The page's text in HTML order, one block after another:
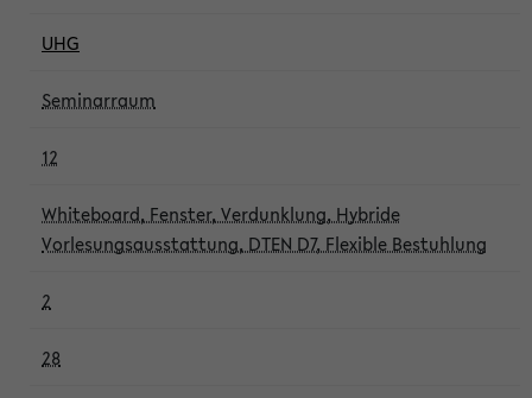
UHG
Seminarraum
12
Whiteboard, Fenster, Verdunklung, Hybride
Vorlesungsausstattung, DTEN D7, Flexible Bestuhlung
2
28